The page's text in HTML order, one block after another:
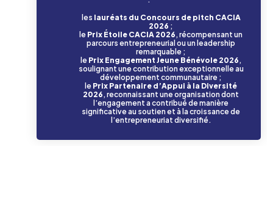
les lauréats du Concours de pitch CACIA
2026 ;
le Prix Étoile CACIA 2026 , récompensant un
parcours entrepreneurial ou un leadership
remarquable ;
le Prix Engagement Jeune Bénévole 2026 ,
soulignant une contribution exceptionnelle au
développement communautaire ;
le Prix Partenaire d’Appui à la Diversité
2026 , reconnaissant une organisation dont
l’engagement a contribué de manière
significative au soutien et à la croissance de
l’entrepreneuriat diversifié.